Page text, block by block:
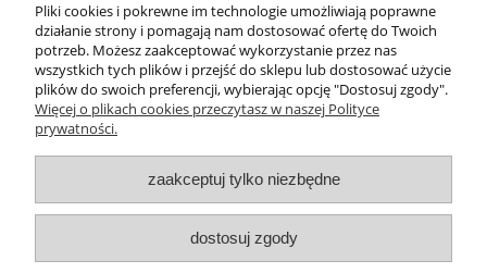
Pomoc
Moje konto
Płatności i dostawa
Informacje
Pliki cookies i pokrewne im technologie umożliwiają poprawne
działanie strony i pomagają nam dostosować ofertę do Twoich
potrzeb. Możesz zaakceptować wykorzystanie przez nas
wszystkich tych plików i przejść do sklepu lub dostosować użycie
plików do swoich preferencji, wybierając opcję "Dostosuj zgody".
Więcej o plikach cookies przeczytasz w naszej Polityce
prywatności.
zaakceptuj tylko niezbędne
dostosuj zgody